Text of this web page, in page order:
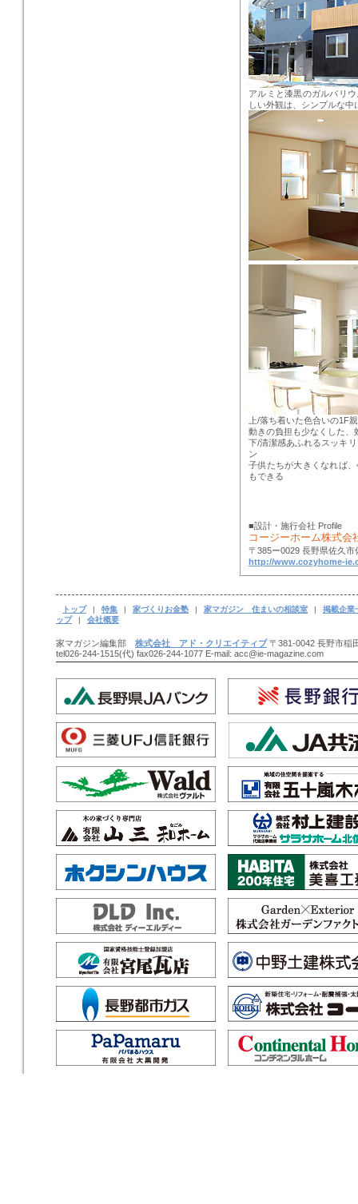
アルミと漆黒のガルバリ
しい外観は、シンプルな中
上/落ち着いた色合いの1F
動きの負担も少なくした、
下/清潔感あふれるスッキ
ン
子供たちが大きくなれば
もできる
■設計・施行会社 Profile
コージーホーム株式会
〒385ー0029 長野県佐久
http://www.cozyhome-
トップ | 特集 | 家づくりお金塾 | 家マガジン 住まいの相談室 |
掲載企業
ップ
| 会社概要
家マガジン編集部 株式会社 アド・クリエイティブ〒381-0042 長野市稲
tel026-244-1515(代) fax026-244-1077 E-mail: acc@ie-magazine.com